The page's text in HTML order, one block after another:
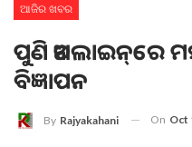
ଆଜିର ଖବର
ପୁଣି ଅନଲାଇନ୍‌ରେ
ବିଜ୍ଞାପନ
By Rajyakahani On Oct